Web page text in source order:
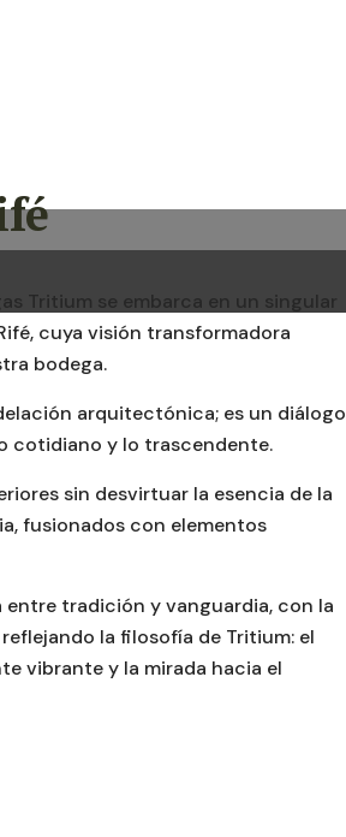
Tritium se embarca en un singular
cuya visión transformadora
bodega.
arquitectónica; es un diálogo
cotidiano y lo trascendente.
sin desvirtuar la esencia de la
fusionados con elementos
tradición y vanguardia, con la
la filosofía de Tritium: el
vibrante y la mirada hacia el